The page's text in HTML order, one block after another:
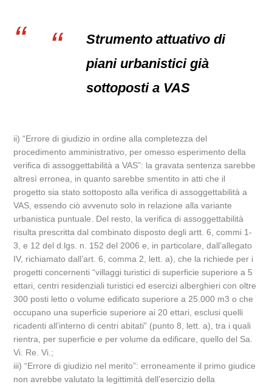
Strumento attuativo di
piani urbanistici già
sottoposti a VAS
ii) “Errore di giudizio in ordine alla completezza del
procedimento amministrativo, per omesso esperimento della
verifica di assoggettabilità a VAS”: la gravata sentenza sarebbe
altresì erronea, in quanto sarebbe smentito in atti che il
progetto sia stato sottoposto alla verifica di assoggettabilità a
VAS, essendo ciò avvenuto solo in relazione alla variante
urbanistica puntuale. Del resto, la verifica di assoggettabilità
risulta prescritta dal combinato disposto degli artt. 6, commi 1-
3, e 12 del d.lgs. n. 152 del 2006 e, in particolare, dall’allegato
IV, richiamato dall’art. 6, comma 2, lett. a), che la richiede per i
progetti concernenti “villaggi turistici di superficie superiore a 5
ettari, centri residenziali turistici ed esercizi alberghieri con oltre
300 posti letto o volume edificato superiore a 25.000 m3 o che
occupano una superficie superiore ai 20 ettari, esclusi quelli
ricadenti all’interno di centri abitati” (punto 8, lett. a), tra i quali
rientra, per superficie e per volume da edificare, quello del Sa.
Vi. Re. Vi.;
iii) “Errore di giudizio nel merito”: erroneamente il primo giudice
non avrebbe valutato la legittimità dell’esercizio della